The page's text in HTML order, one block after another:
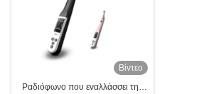
Βίντεο
Ραδιόφωνο που εναλλάσσει την